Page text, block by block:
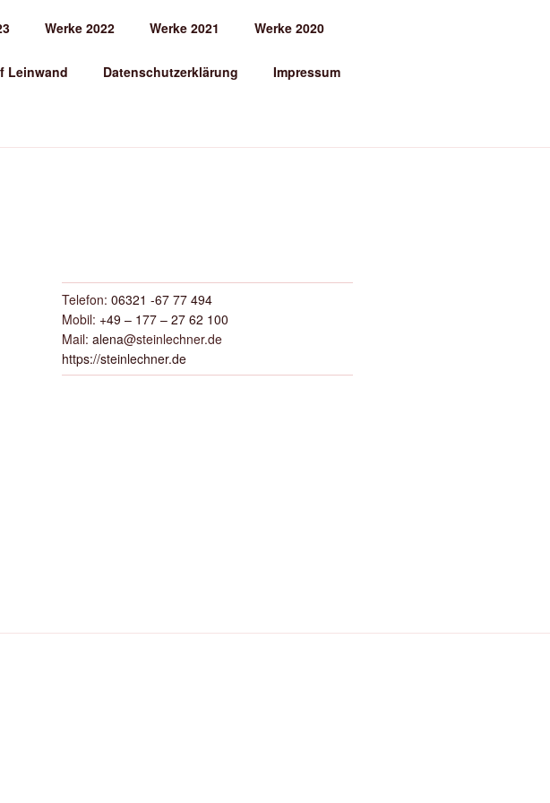
Werke 2022 Werke 2021 Werke 2020
Leinwand Datenschutzerklärung Impressum
Telefon: 06321 -67 77 494
Mobil: +49 – 177 – 27 62 100
Mail: alena@steinlechner.de
https://steinlechner.de